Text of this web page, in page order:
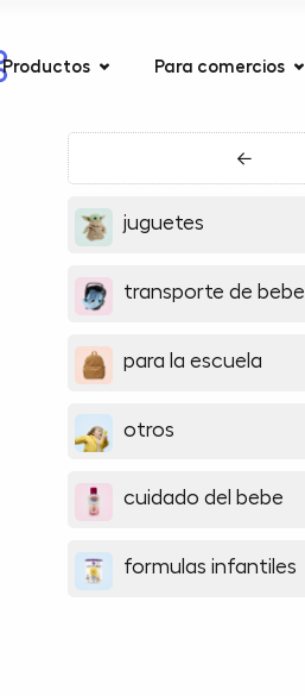
Productos Para comercios
←
juguetes
transporte de bebe
para la escuela
otros
cuidado del bebe
formulas infantiles